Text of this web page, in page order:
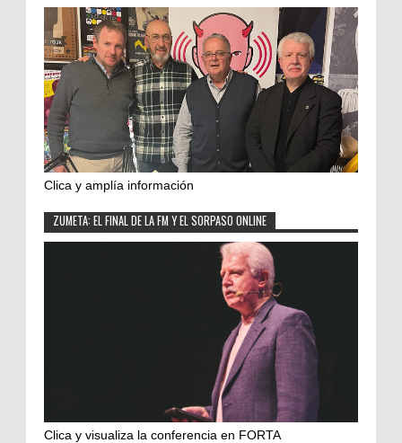
Clica y amplía información
ZUMETA: EL FINAL DE LA FM Y EL SORPASO ONLINE
Clica y visualiza la conferencia en FORTA